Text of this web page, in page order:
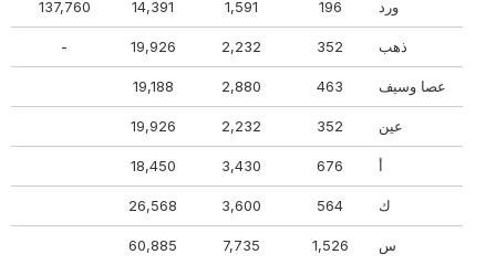
ورد 196
1,591
14,391
137,760
ذهب 352
2,232
19,926
عصا وسيف 463
2,880
19,188
عين 352
2,232
19,926
676
3,430
18,450
ك 564
3,600
26,568
س 1,526
7,735
60,885